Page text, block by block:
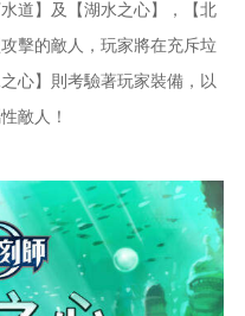
】及【湖水之心】，【北
擊的敵人，玩家將在充斥垃
心】則考驗著玩家裝備，以
敵人！